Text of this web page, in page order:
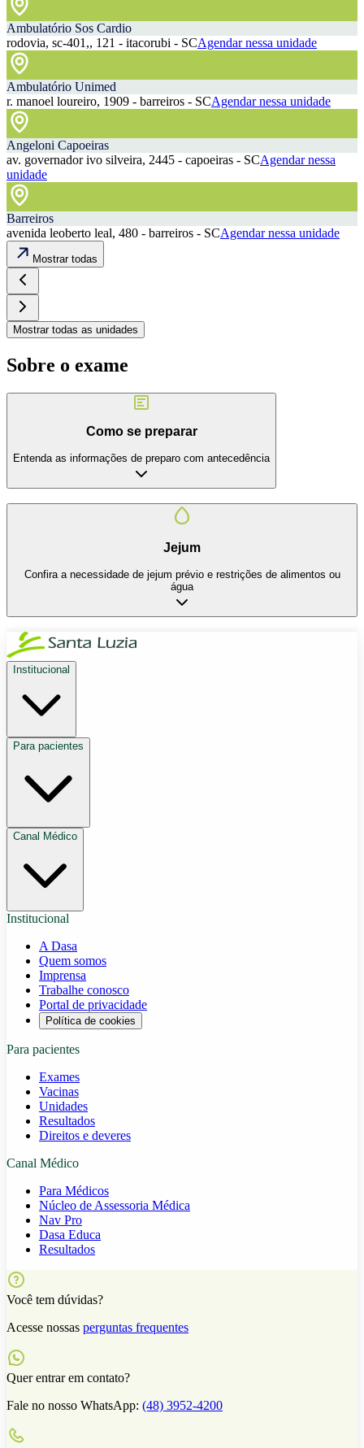
Ambulatório Sos Cardio
rodovia, sc-401,, 121 - itacorubi - SCAgendar nessa unidade
Ambulatório Unimed
r. manoel loureiro, 1909 - barreiros - SCAgendar nessa unidade
Angeloni Capoeiras
av. governador ivo silveira, 2445 - capoeiras - SCAgendar nessa
unidade
Barreiros
avenida leoberto leal, 480 - barreiros - SCAgendar nessa unidade
Mostrar todas
Mostrar todas as unidades
Sobre o exame
Como se preparar
Entenda as informações de preparo com antecedência
Jejum
Confira a necessidade de jejum prévio e restrições de alimentos ou
água
Institucional
Para pacientes
Canal Médico
Institucional
A Dasa
Quem somos
Imprensa
Trabalhe conosco
Portal de privacidade
Política de cookies
Para pacientes
Exames
Vacinas
Unidades
Resultados
Direitos e deveres
Canal Médico
Para Médicos
Núcleo de Assessoria Médica
Nav Pro
Dasa Educa
Resultados
Você tem dúvidas?
Acesse nossas perguntas frequentes
Quer entrar em contato?
Fale no nosso WhatsApp: (48) 3952-4200